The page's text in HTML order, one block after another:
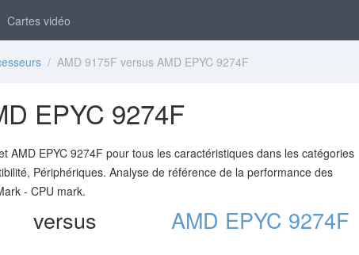
Cartes vidéo
/ AMD 9175F versus AMD EPYC 9274F
EPYC 9274F
AMD EPYC 9274F pour tous les caractéristiques dans les catégories
Périphériques. Analyse de référence de la performance des
- CPU mark.
versus AMD EPYC 9274F